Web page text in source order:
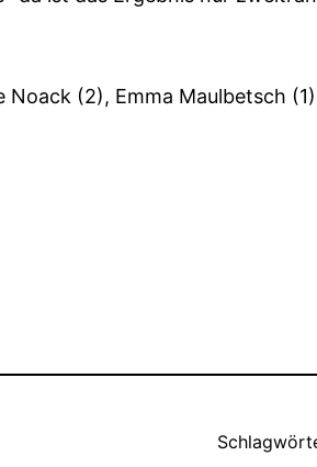
Noack (2), Emma Maulbetsch